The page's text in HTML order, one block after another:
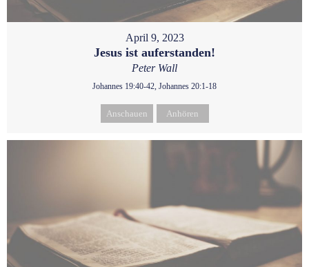
April 9, 2023
Jesus ist auferstanden!
Peter Wall
Johannes 19:40-42, Johannes 20:1-18
Anschauen Anhören